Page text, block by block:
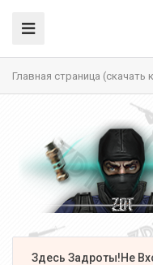
Главная страница (скачать